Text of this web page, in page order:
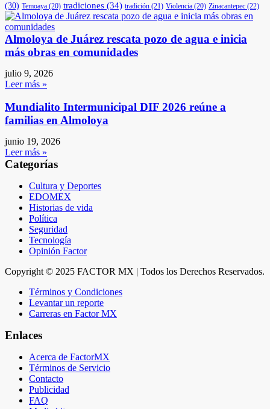
(30) Temoaya (20) tradiciones (34) tradición (21) Violencia (20) Zinacantepec (22)
Almoloya de Juárez rescata pozo de agua e inicia
más obras en comunidades
julio 9, 2026
Leer más »
Mundialito Intermunicipal DIF 2026 reúne a
familias en Almoloya
junio 19, 2026
Leer más »
Categorías
Cultura y Deportes
EDOMEX
Historias de vida
Política
Seguridad
Tecnología
Opinión Factor
Copyright © 2025 FACTOR MX | Todos los Derechos Reservados.
Términos y Condiciones
Levantar un reporte
Carreras en Factor MX
Enlaces
Acerca de FactorMX
Términos de Servicio
Contacto
Publicidad
FAQ